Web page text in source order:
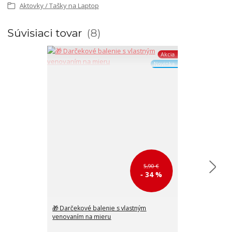
Aktovky / Tašky na Laptop
Súvisiaci tovar 8
Akcia
Novinka
5,90 €
- 34 %
🎁 Darčekové balenie s vlastným
venovaním na mieru